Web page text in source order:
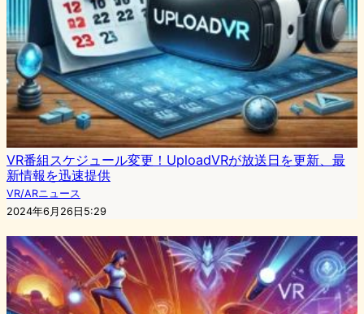
VR番組スケジュール変更！UploadVRが放送日を更新、最
新情報を迅速提供
VR/ARニュース
2024年6月26日5:29